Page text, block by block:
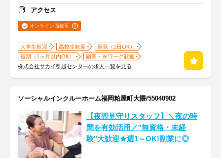
アクセス
オンライン面接可
大学生歓迎 高校生歓迎
単発（1日OK）
短期（1ヶ月以内OK）
副業・Ｗワーク歓迎
株式会社サカイ引越センターの求人一覧を見る
ソーシャルインクルーホーム福岡粕屋町大隈/55040902
【夜間見守りスタッフ】＼夜の時
間を有効活用／"無資格・未経
験"大歓迎★週1～OK!副業に◎